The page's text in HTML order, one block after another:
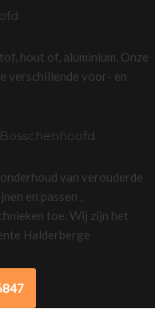
hout of, aluminium. Onze
verschillende voor- en
van verouderde
en passen ,
toe. Wij zijn het
Halderberge